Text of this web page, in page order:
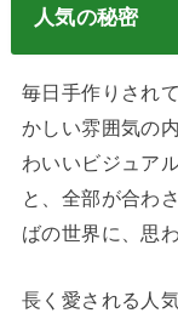
人気の秘密
毎日手作りされ
かしい雰囲気の
わいいビジュア
と、全部が合わ
ばの世界に、思
長く愛される人